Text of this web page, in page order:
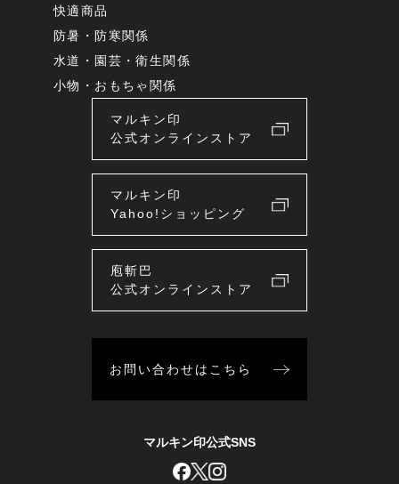
快適商品
防暑・防寒関係
水道・園芸・衛生関係
小物・おもちゃ関係
マルキン印
公式オンラインストア
マルキン印
Yahoo!ショッピング
庖斬巴
公式オンラインストア
お問い合わせはこちら
マルキン印公式SNS